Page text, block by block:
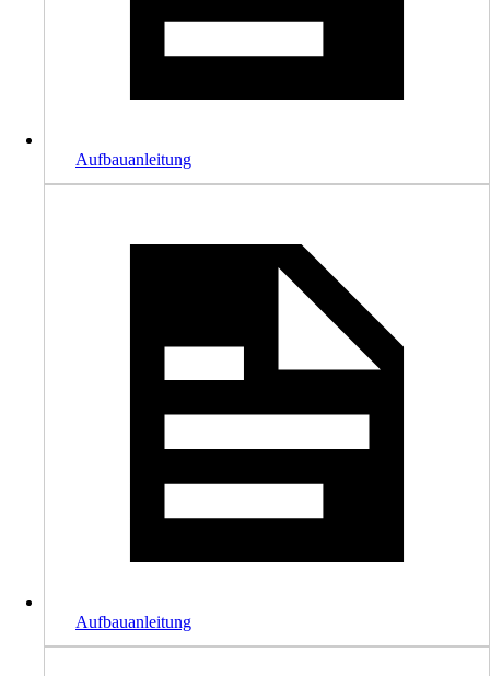
Aufbauanleitung
Aufbauanleitung